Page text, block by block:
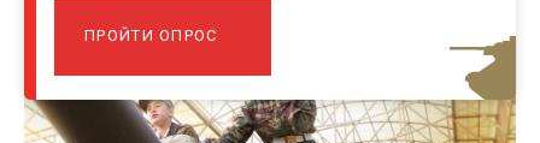
ПРОЙТИ ОПРОС